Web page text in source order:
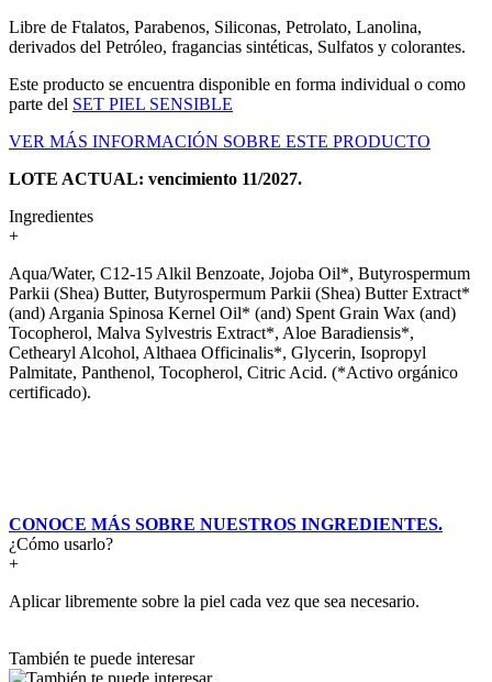
Libre de Ftalatos, Parabenos, Siliconas, Petrolato, Lanolina,
derivados del Petróleo, fragancias sintéticas, Sulfatos y colorantes.
Este producto se encuentra disponible en forma individual o como
parte del SET PIEL SENSIBLE
VER MÁS INFORMACIÓN SOBRE ESTE PRODUCTO
LOTE ACTUAL: vencimiento 11/2027.
Ingredientes
+
Aqua/Water, C12-15 Alkil Benzoate, Jojoba Oil*, Butyrospermum
Parkii (Shea) Butter, Butyrospermum Parkii (Shea) Butter Extract*
(and) Argania Spinosa Kernel Oil* (and) Spent Grain Wax (and)
Tocopherol, Malva Sylvestris Extract*, Aloe Baradiensis*,
Cethearyl Alcohol, Althaea Officinalis*, Glycerin, Isopropyl
Palmitate, Panthenol, Tocopherol, Citric Acid. (*Activo orgánico
certificado).
CONOCE MÁS SOBRE NUESTROS INGREDIENTES.
¿Cómo usarlo?
+
Aplicar libremente sobre la piel cada vez que sea necesario.
También te puede interesar